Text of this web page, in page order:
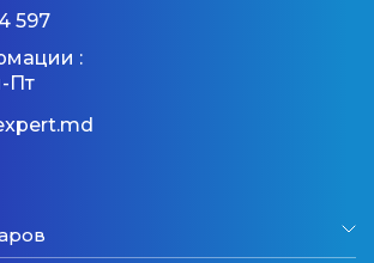
597
:
Пт